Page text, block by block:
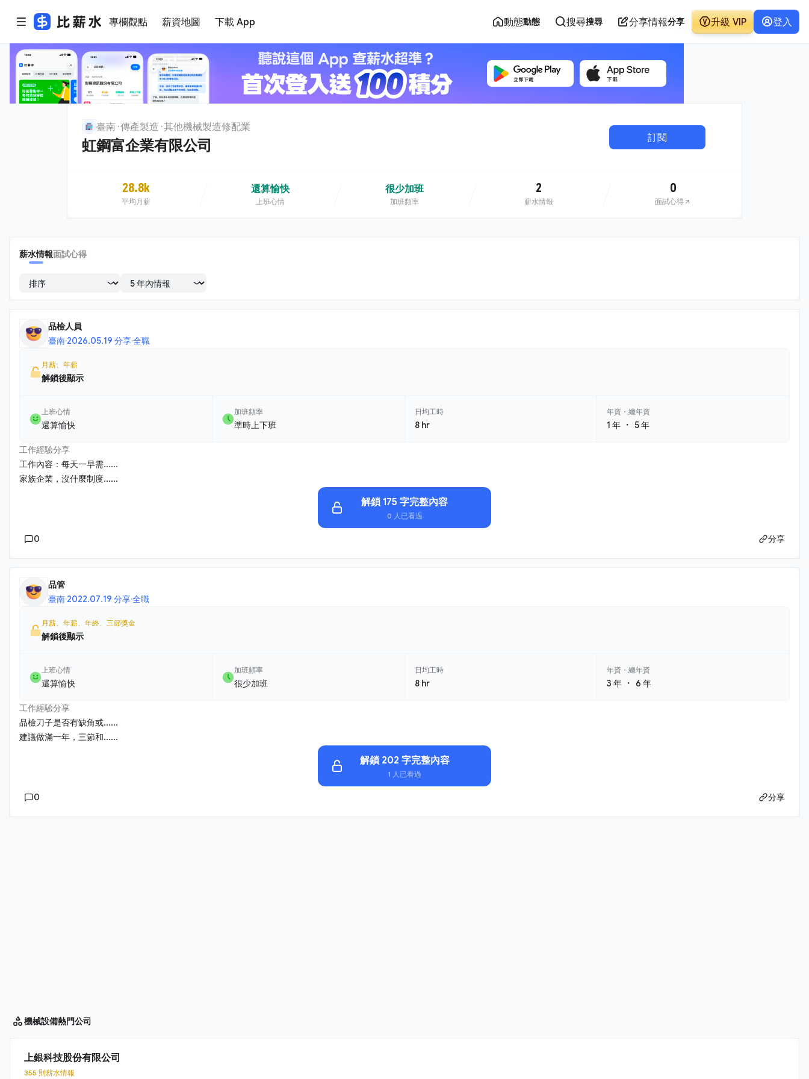
專欄觀點 薪資地圖 下載 App 動態動態 搜尋搜尋 分享情報分享 升級 VIP 登入
臺南 傳產製造 其他機械製造修配業
虹鋼富企業有限公司 訂閱
28.8k
平均月薪
還算愉快
上班心情
很少加班
加班頻率
2
薪水情報
0
面試心得
薪水情報面試心得
品檢人員
臺南·2026.05.19 分享·全職
月薪、年薪
解鎖後顯示
上班心情
還算愉快
加班頻率
準時上下班
日均工時
8 hr
年資・總年資
1 年 ・5 年
工作經驗分享
工作內容：每天一早需......
家族企業，沒什麼制度......
解鎖 175 字完整內容
0 人已看過
0 分享
品管
臺南·2022.07.19 分享·全職
月薪、年薪、年終、三節獎金
解鎖後顯示
上班心情
還算愉快
加班頻率
很少加班
日均工時
8 hr
年資・總年資
3 年 ・ 6 年
工作經驗分享
品檢刀子是否有缺角或......
建議做滿一年，三節和......
解鎖 202 字完整內容
1 人已看過
0 分享
機械設備熱門公司
上銀科技股份有限公司
355 則薪水情報